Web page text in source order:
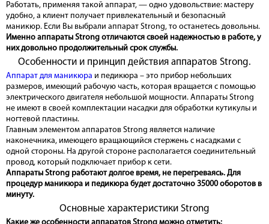
Работать, применяя такой аппарат, — одно удовольствие: мастеру
удобно, а клиент получает привлекательный и безопасный
маникюр. Если Вы выбрали аппарат Strong, то останетесь довольны.
Именно аппараты Strong отличаются своей надежностью в работе, у
них довольно продолжительный срок службы.
Особенности и принцип действия аппаратов Strong.
Аппарат для маникюра и педикюра – это прибор небольших
размеров, имеющий рабочую часть, которая вращается с помощью
электрического двигателя небольшой мощности. Аппараты Strong
не имеют в своей комплектации насадки для обработки кутикулы и
ногтевой пластины.
Главным элементом аппаратов Strong является наличие
наконечника, имеющего вращающийся стержень с насадками с
одной стороны. На другой стороне располагается соединительный
провод, который подключает прибор к сети.
Аппараты Strong работают долгое время, не перегреваясь. Для
процедур маникюра и педикюра будет достаточно 35000 оборотов в
минуту.
Основные характеристики Strong